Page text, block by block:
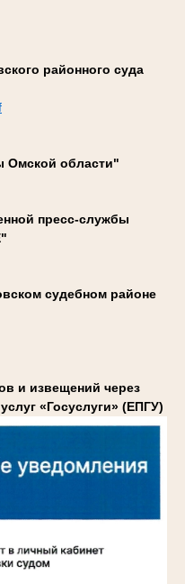
районного суда
области"
пресс-службы
судебном районе
и извещений через
«Госуслуги» (ЕПГУ)